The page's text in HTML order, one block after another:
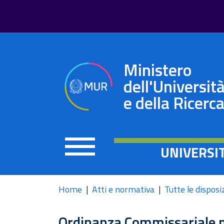
Ministero
dell'Università
e della Ricerca
Home Atti e normativa Tutte le